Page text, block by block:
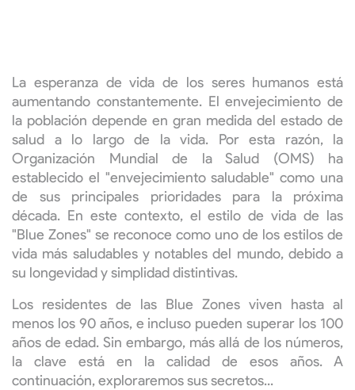
La esperanza de vida de los seres humanos está
aumentando constantemente. El envejecimiento de
la población depende en gran medida del estado de
salud a lo largo de la vida. Por esta razón, la
Organización Mundial de la Salud (OMS) ha
establecido el "envejecimiento saludable" como una
de sus principales prioridades para la próxima
década. En este contexto, el estilo de vida de las
"Blue Zones" se reconoce como uno de los estilos de
vida más saludables y notables del mundo, debido a
su longevidad y simplidad distintivas.
Los residentes de las Blue Zones viven hasta al
menos los 90 años, e incluso pueden superar los 100
años de edad. Sin embargo, más allá de los números,
la clave está en la calidad de esos años. A
continuación, exploraremos sus secretos...